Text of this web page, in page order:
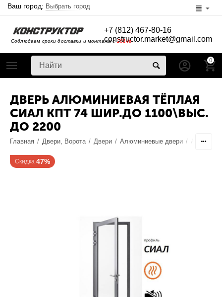
Ваш город: Выбрать город
Соблюдаем сроки доставки и монтажа с2014г
+7 (812) 467-80-16
constructor.market@gmail.com
0
ДВЕРЬ АЛЮМИНИЕВАЯ ТЁПЛАЯ
СИАЛ КПТ 74 ШИР.ДО 1100\ВЫС.
ДО 2200
Главная / Двери, Ворота / Двери / Алюминиевые двери /
Скидка 47%